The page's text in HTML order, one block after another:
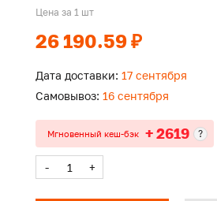
Цена за 1 шт
26 190.59 ₽
Дата доставки: 17 сентября
Самовывоз: 16 сентября
Мгновенный кеш-бэк + 2619 ?
- +